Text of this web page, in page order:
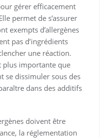
gérer efficacement
permet de s’assurer
exempts d’allergènes
pas d’ingrédients
une réaction.
plus importante que
se dissimuler sous des
dans des additifs
doivent être
la réglementation